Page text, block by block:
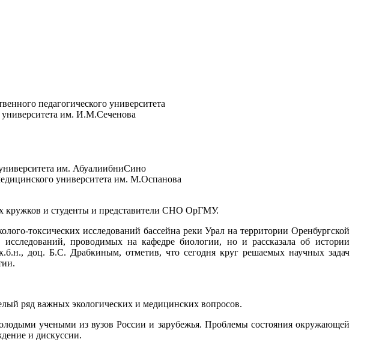
педагогического университета
университета им. И.М.Сеченова
им. АбуалиибниСино
университета им. М.Оспанова
кружков и студенты и представители СНО ОрГМУ.
токсических исследований бассейна реки Урал на территории Оренбургской
проводимых на кафедре биологии, но и рассказала об истории
доц. Б.С. Драбкиным, отметив, что сегодня круг решаемых научных задач
ряд важных экологических и медицинских вопросов.
учеными из вузов России и зарубежья. Проблемы состояния окружающей
и дискуссии.